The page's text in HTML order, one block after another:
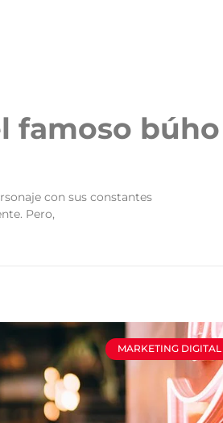
famoso búho
con sus constantes
Pero,
MARKETING DIGITAL